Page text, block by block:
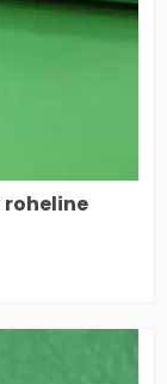
roheline